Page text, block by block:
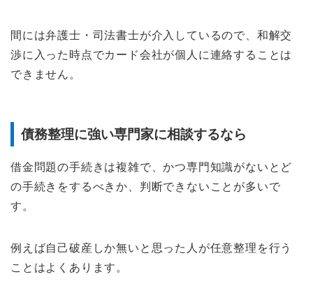
間には弁護士・司法書士が介入しているので、和解交
渉に入った時点でカード会社が個人に連絡することは
できません。
債務整理に強い専門家に相談するなら
借金問題の手続きは複雑で、かつ専門知識がないとど
の手続きをするべきか、判断できないことが多いで
す。
例えば自己破産しか無いと思った人が任意整理を行う
ことはよくあります。